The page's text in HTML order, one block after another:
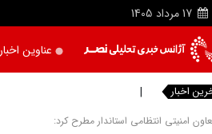
17 مرداد 1405
عناوین اخبار
اخبار قیمت ط
امنیتی انتظامی استاندار مطرح کرد: